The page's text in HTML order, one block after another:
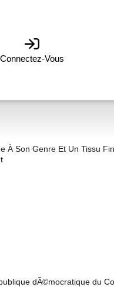
Connectez-Vous
À Son Genre Et Un Tissu
dÃ©mocratique du